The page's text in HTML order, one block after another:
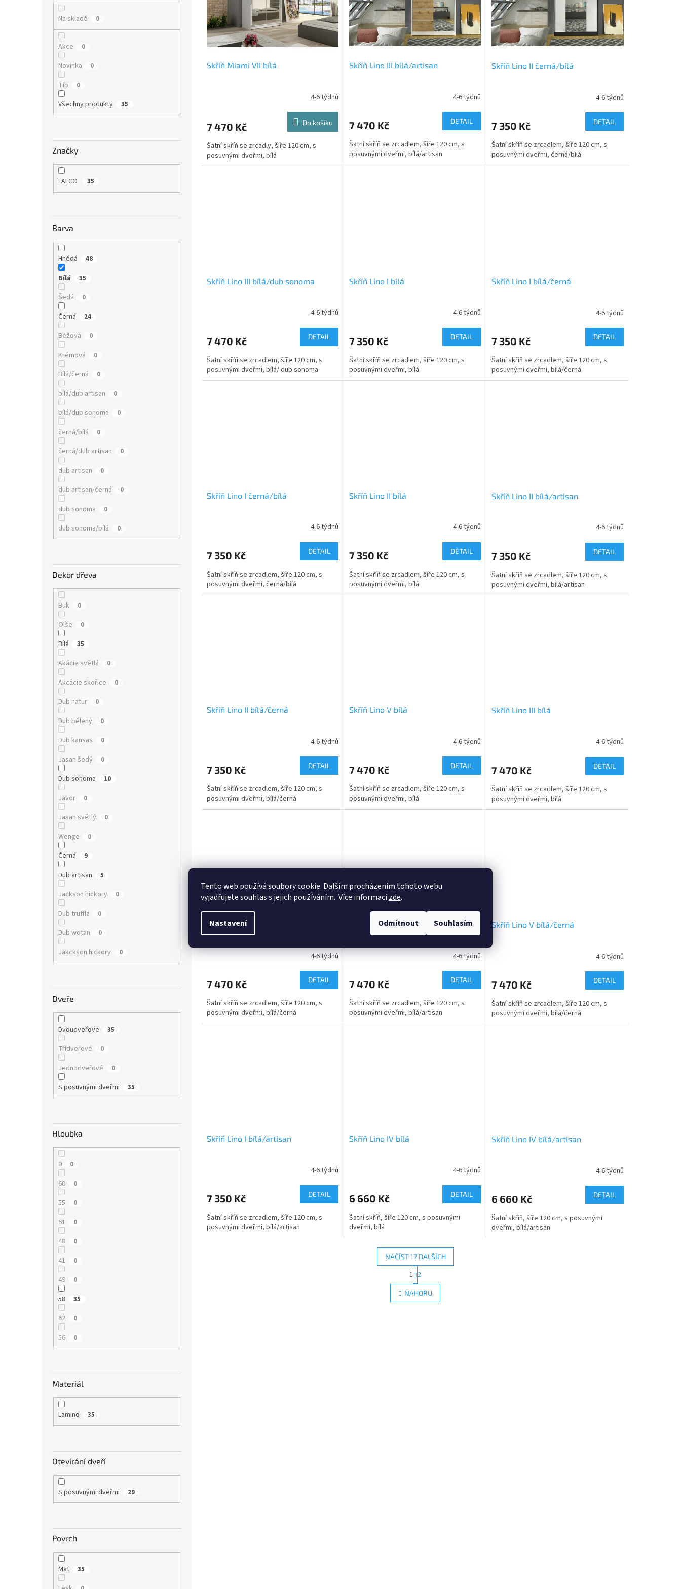
Tento web používá soubory cookie. Dalším procházením tohoto webu
vyjadřujete souhlas s jejich používáním.. Více informacízde.
Nastavení Odmítnout Souhlasím
Na skladě 0
Akce 0
Novinka 0
Tip 0
Všechny produkty 35
Značky
FALCO 35
Barva
Hnědá 48
Bílá 35
Šedá 0
Černá 24
Béžová 0
Krémová 0
Bílá/černá 0
bílá/dub artisan 0
bílá/dub sonoma 0
černá/bílá 0
černá/dub artisan 0
dub artisan 0
dub artisan/černá 0
dub sonoma 0
dub sonoma/bílá 0
Dekor dřeva
Buk 0
Olše 0
Bílá 35
Akácie světlá 0
Akcácie skořice 0
Dub natur 0
Dub bělený 0
Dub kansas 0
Jasan šedý 0
Dub sonoma 10
Javor 0
Jasan světlý 0
Wenge 0
Černá 9
Dub artisan 5
Jackson hickory 0
Dub truffla 0
Dub wotan 0
Jakckson hickory 0
Dveře
Dvoudveřové 35
Třídveřové 0
Jednodveřové 0
S posuvnými dveřmi 35
Hloubka
0 0
60 0
55 0
61 0
48 0
41 0
49 0
58 35
62 0
56 0
Materiál
Lamino 35
Otevírání dveří
S posuvnými dveřmi 29
Povrch
Mat 35
p
Skříň Miami VII bílá
4-6 týdnů
7 470 Kč Do košíku
Šatní skříň se zrcadly, šíře 120 cm, s
posuvnými dveřmi, bílá
Skříň Lino III bílá/artisan
4-6 týdnů
7 470 Kč DETAIL
Šatní skříň se zrcadlem, šíře 120 cm, s
posuvnými dveřmi, bílá/artisan
Skříň Lino II černá/bílá
4-6 týdnů
7 350 Kč DETAIL
Šatní skříň se zrcadlem, šíře 120 cm, s
posuvnými dveřmi, černá/bílá
Skříň Lino III bílá/dub sonoma
4-6 týdnů
7 470 Kč DETAIL
Šatní skříň se zrcadlem, šíře 120 cm, s
posuvnými dveřmi, bílá/ dub sonoma
Skříň Lino I bílá
4-6 týdnů
7 350 Kč DETAIL
Šatní skříň se zrcadlem, šíře 120 cm, s
posuvnými dveřmi, bílá
Skříň Lino I bílá/černá
4-6 týdnů
7 350 Kč DETAIL
Šatní skříň se zrcadlem, šíře 120 cm, s
posuvnými dveřmi, bílá/černá
Skříň Lino I černá/bílá
4-6 týdnů
7 350 Kč DETAIL
Šatní skříň se zrcadlem, šíře 120 cm, s
posuvnými dveřmi, černá/bílá
Skříň Lino II bílá
4-6 týdnů
7 350 Kč DETAIL
Šatní skříň se zrcadlem, šíře 120 cm, s
posuvnými dveřmi, bílá
Skříň Lino II bílá/artisan
4-6 týdnů
7 350 Kč DETAIL
Šatní skříň se zrcadlem, šíře 120 cm, s
posuvnými dveřmi, bílá/artisan
Skříň Lino II bílá/černá
4-6 týdnů
7 350 Kč DETAIL
Šatní skříň se zrcadlem, šíře 120 cm, s
posuvnými dveřmi, bílá/černá
Skříň Lino V bílá
4-6 týdnů
7 470 Kč DETAIL
Šatní skříň se zrcadlem, šíře 120 cm, s
posuvnými dveřmi, bílá
Skříň Lino III bílá
4-6 týdnů
7 470 Kč DETAIL
Šatní skříň se zrcadlem, šíře 120 cm, s
posuvnými dveřmi, bílá
Skříň Lino III bílá/černá
4-6 týdnů
7 470 Kč DETAIL
Šatní skříň se zrcadlem, šíře 120 cm, s
posuvnými dveřmi, bílá/černá
Skříň Lino V bílá/artisan
4-6 týdnů
7 470 Kč DETAIL
Šatní skříň se zrcadlem, šíře 120 cm, s
posuvnými dveřmi, bílá/artisan
Skříň Lino V bílá/černá
4-6 týdnů
7 470 Kč DETAIL
Šatní skříň se zrcadlem, šíře 120 cm, s
posuvnými dveřmi, bílá/černá
Skříň Lino I bílá/artisan
4-6 týdnů
7 350 Kč DETAIL
Šatní skříň se zrcadlem, šíře 120 cm, s
posuvnými dveřmi, bílá/artisan
Skříň Lino IV bílá
4-6 týdnů
6 660 Kč DETAIL
Šatní skříň, šíře 120 cm, s posuvnými
dveřmi, bílá
Skříň Lino IV bílá/artisan
4-6 týdnů
6 660 Kč DETAIL
Šatní skříň, šíře 120 cm, s posuvnými
dveřmi, bílá/artisan
O
v
l
NAČÍST 17 DALŠÍCH
t
r
á
n
1 2
NAHORU